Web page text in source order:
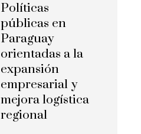
Políticas
públicas en
Paraguay
orientadas a la
expansión
empresarial y
mejora logística
regional